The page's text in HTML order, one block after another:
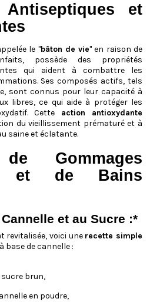
Antiseptiques et
le "bâton de vie" en raison de
possède des propriétés
qui aident à combattre les
Ses composés actifs, tels
sont connus pour leur capacité à
libres, ce qui aide à protéger les
Cette action antioxydante
du vieillissement prématuré et à
saine et éclatante.
Gommages
et de Bains
et au Sucre :*
revitalisée, voici une recette simple
base de cannelle :
sucre brun,
en poudre,